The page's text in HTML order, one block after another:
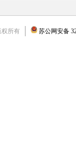
权所有 苏公网安备